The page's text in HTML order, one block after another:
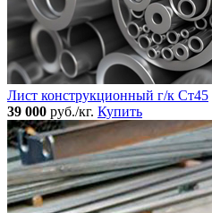
Лист конструкционный г/к Ст45
39 000 руб./кг. Купить